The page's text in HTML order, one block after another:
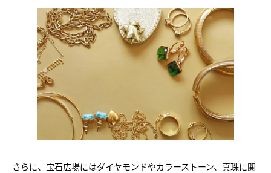
さらに、宝石広場にはダイヤモンドやカラーストーン、真珠に関